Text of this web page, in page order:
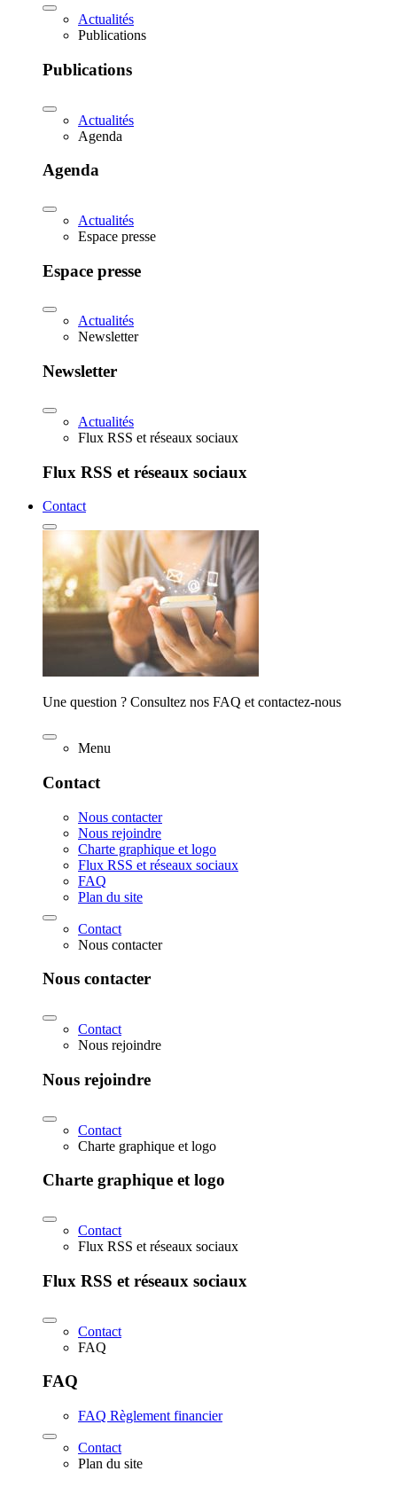
Actualités
Publications
Publications
Actualités
Agenda
Agenda
Actualités
Espace presse
Espace presse
Actualités
Newsletter
Newsletter
Actualités
Flux RSS et réseaux sociaux
Flux RSS et réseaux sociaux
Contact
Une question ? Consultez nos FAQ et contactez-nous
Menu
Contact
Nous contacter
Nous rejoindre
Charte graphique et logo
Flux RSS et réseaux sociaux
FAQ
Plan du site
Contact
Nous contacter
Nous contacter
Contact
Nous rejoindre
Nous rejoindre
Contact
Charte graphique et logo
Charte graphique et logo
Contact
Flux RSS et réseaux sociaux
Flux RSS et réseaux sociaux
Contact
FAQ
FAQ
FAQ Règlement financier
Contact
Plan du site